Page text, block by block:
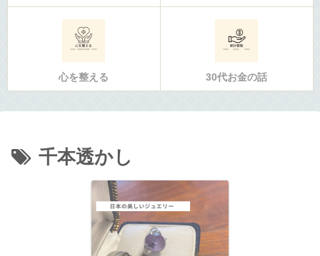
心を整える 30代お金の話
千本透かし